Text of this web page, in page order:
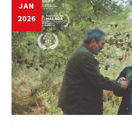
JAN
2026